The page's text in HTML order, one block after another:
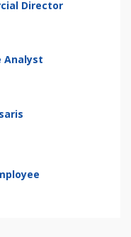
Director
Analyst